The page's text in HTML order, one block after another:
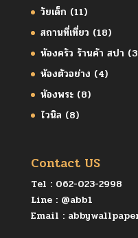
วัยเด็ก (11)
สถานที่เที่ยว (18)
ห้องครัว ร้านค้า สปา
ห้องตัวอย่าง (4)
ห้องพระ(8)
ไวนิล (8)
Contact US
Tel : 062-023-2998
Line : @abb1
Email :